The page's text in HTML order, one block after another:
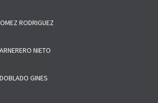
RODRIGUEZ
NIETO
GINES